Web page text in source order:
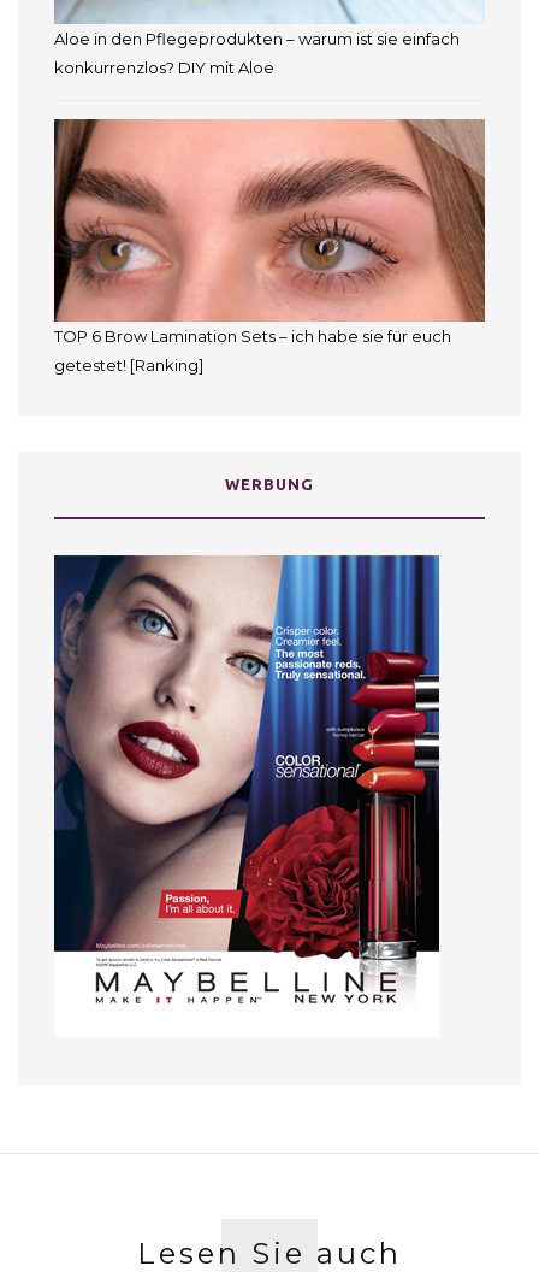
Aloe in den Pflegeprodukten – warum ist sie einfach
konkurrenzlos? DIY mit Aloe
TOP 6 Brow Lamination Sets – ich habe sie für euch
getestet! [Ranking]
WERBUNG
Lesen Sie auch